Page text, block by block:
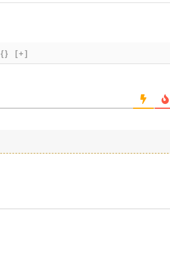
{} [+]